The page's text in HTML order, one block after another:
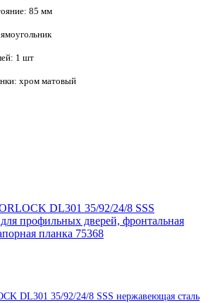
85 мм
1 шт
хром матовый
DL301 35/92/24/8 SSS нержавеющая сталь